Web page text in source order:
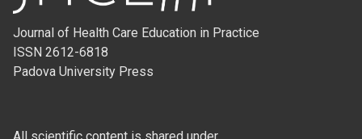
Journal of Health Care Education in Practice
ISSN 2612-6818
Padova University Press